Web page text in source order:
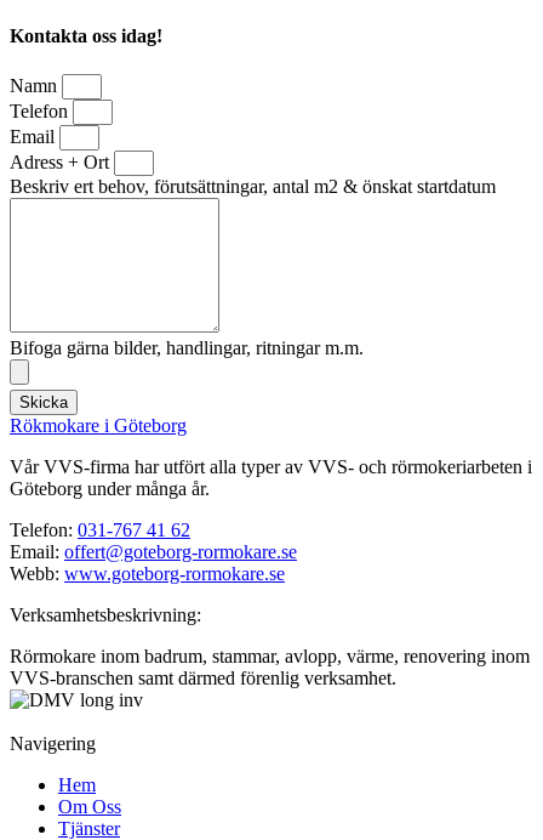
Kontakta oss idag!
Namn
Telefon
Email
Adress + Ort
Beskriv ert behov, förutsättningar, antal m2 & önskat startdatum
Bifoga gärna bilder, handlingar, ritningar m.m.
Skicka
Rökmokare i Göteborg
Vår VVS-firma har utfört alla typer av VVS- och rörmokeriarbeten i
Göteborg under många år.
Telefon: 031-767 41 62
Email: offert@goteborg-rormokare.se
Webb: www.goteborg-rormokare.se
Verksamhetsbeskrivning:
Rörmokare inom badrum, stammar, avlopp, värme, renovering inom
VVS-branschen samt därmed förenlig verksamhet.
Navigering
Hem
Om Oss
Tjänster